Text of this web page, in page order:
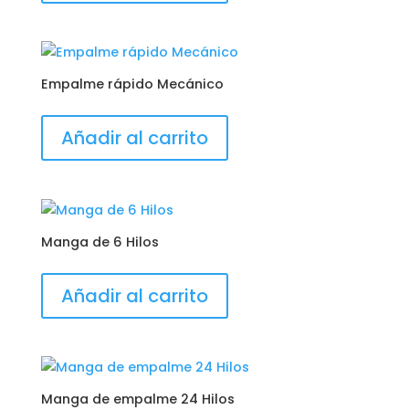
Empalme rápido Mecánico
Añadir al carrito
Manga de 6 Hilos
Añadir al carrito
Manga de empalme 24 Hilos